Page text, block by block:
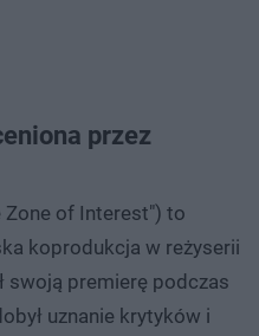
przez
Zone of Interest") to
koprodukcja w reżyserii
swoją premierę podczas
uznanie krytyków i